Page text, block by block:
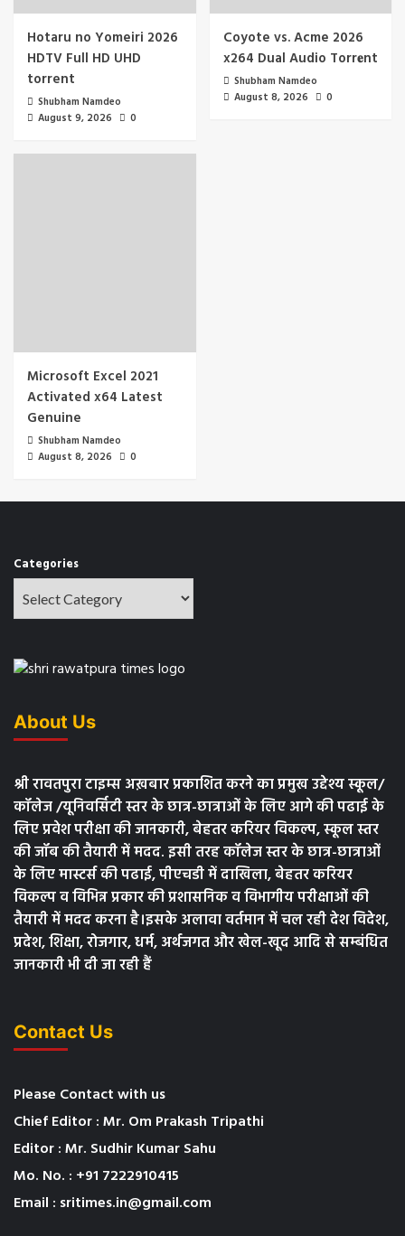
Hotaru no Yomeiri 2026
HDTV Full HD UHD
torrent
Shubham Namdeo
August 9, 2026
0
Coyote vs. Acme 2026
x264 Dual Audio Torr𝐞nt
Shubham Namdeo
August 8, 2026
0
Microsoft Excel 2021
Activated x64 Latest
Genuine
Shubham Namdeo
August 8, 2026
0
Categories
About Us
श्री रावतपुरा टाइम्स अख़बार प्रकाशित करने का प्रमुख उद्देश्य स्कूल/
कॉलेज /यूनिवर्सिटी स्तर के छात्र-छात्राओं के लिए आगे की पढाई के
लिए प्रवेश परीक्षा की जानकारी, बेहतर करियर विकल्प, स्कूल स्तर
की जॉब की तैयारी में मदद. इसी तरह कॉलेज स्तर के छात्र-छात्राओं
के लिए मास्टर्स की पढाई, पीएचडी में दाखिला, बेहतर करियर
विकल्प व विभिन्न प्रकार की प्रशासनिक व विभागीय परीक्षाओं की
तैयारी में मदद करना है।इसके अलावा वर्तमान में चल रही देश विदेश,
प्रदेश, शिक्षा, रोजगार, धर्म, अर्थजगत और खेल-खूद आदि से सम्बंधित
जानकारी भी दी जा रही हैं
Contact Us
Please Contact with us
Chief Editor : Mr. Om Prakash Tripathi
Editor : Mr. Sudhir Kumar Sahu
Mo. No. : +91 7222910415
Email : sritimes.in@gmail.com